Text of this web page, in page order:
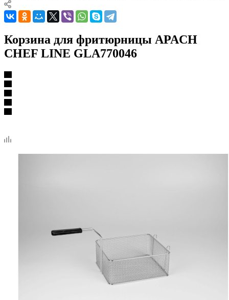
Корзина для фритюрницы APACH
CHEF LINE GLA770046